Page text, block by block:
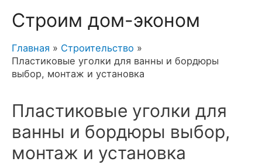
Строим дом-эконом
Главная
Строительство
Пластиковые уголки для ванны и бордюры
выбор, монтаж и установка
Пластиковые уголки для
ванны и бордюры выбор,
монтаж и установка